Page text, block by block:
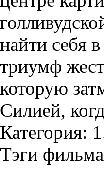
найти себя
триумф
которую
Силией,
Категория:
Тэги